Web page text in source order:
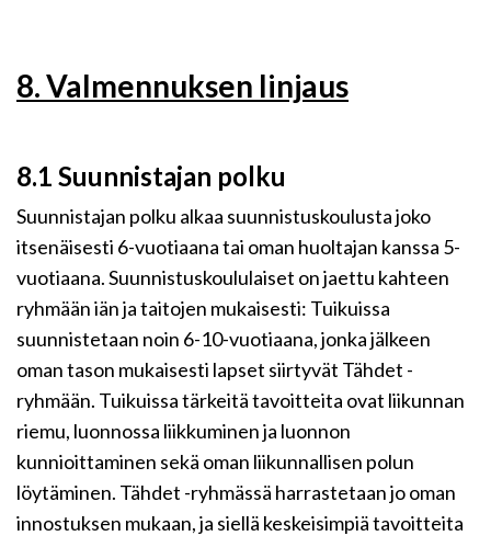
8. Valmennuksen linjaus
8.1 Suunnistajan polku
Suunnistajan polku alkaa suunnistuskoulusta joko
itsenäisesti 6-vuotiaana tai oman huoltajan kanssa 5-
vuotiaana. Suunnistuskoululaiset on jaettu kahteen
ryhmään iän ja taitojen mukaisesti: Tuikuissa
suunnistetaan noin 6-10-vuotiaana, jonka jälkeen
oman tason mukaisesti lapset siirtyvät Tähdet -
ryhmään. Tuikuissa tärkeitä tavoitteita ovat liikunnan
riemu, luonnossa liikkuminen ja luonnon
kunnioittaminen sekä oman liikunnallisen polun
löytäminen. Tähdet -ryhmässä harrastetaan jo oman
innostuksen mukaan, ja siellä keskeisimpiä tavoitteita